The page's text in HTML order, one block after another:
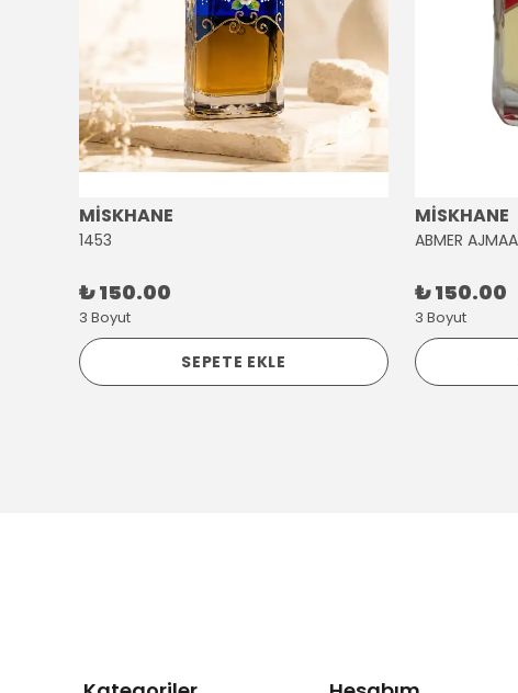
MİSKHANE
1453
₺ 150.00
3 Boyut
SEPETE EKLE
MİSKHANE
ABMER
₺ 150.00
3 Boyut